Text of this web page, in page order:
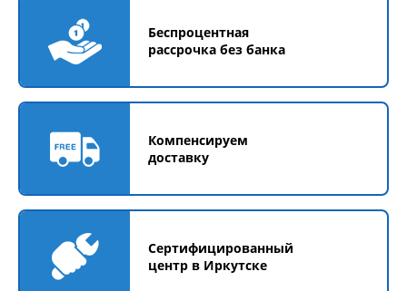
Беспроцентная
рассрочка без банка
Компенсируем
доставку
Сертифицированный
центр в Иркутске